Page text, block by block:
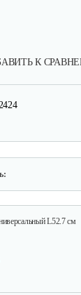
К
L52.7 см